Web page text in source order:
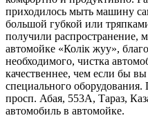
приходилось мыть машину
большой губкой или
получили распространение,
автомойке «Колiк жуу»,
необходимого, чистка
качественнее, чем если бы
специального
просп. Абая, 553А, Тараз,
автомобиль в автомойке.